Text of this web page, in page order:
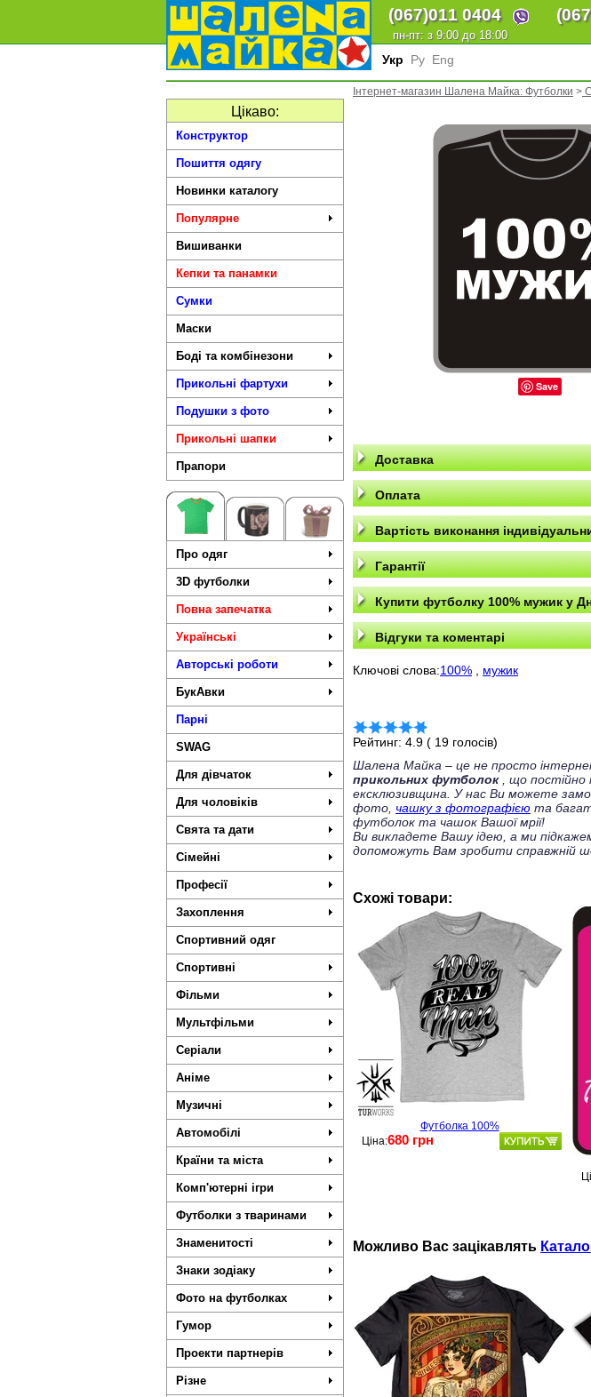
(067)011 0404
пн-пт: з 9:00 до 18:00
Укр Ру Eng
Цікаво:
Конструктор
Пошиття одягу
Новинки каталогу
Популярне
Вишиванки
Кепки та панамки
Сумки
Маски
Боді та комбінезони
Прикольні фартухи
Подушки з фото
Прикольні шапки
Прапори
Про одяг
3D футболки
Повна запечатка
Українські
Авторські роботи
БукАвки
Парні
SWAG
Для дівчаток
Для чоловіків
Свята та дати
Сімейні
Професії
Захоплення
Спортивний одяг
Спортивні
Фільми
Мультфільми
Серіали
Аніме
Музичні
Автомобілі
Країни та міста
Комп'ютерні ігри
Футболки з тваринами
Знаменитості
Знаки зодіаку
Фото на футболках
Гумор
Проекти партнерів
Різне
Інтернет-магазин Шалена Майка: Футболки >
Save
Доставка
Оплата
Вартість виконання
Гарантії
Купити футболку 100% мужик у
Відгуки та коментарі
Ключові слова:100% мужик
Рейтинг: 4.9 ( 19 голосів)
Шалена Майка – це не просто
прикольних футболок, що постійно
ексклюзивщина. У нас Ви можете
фото, чашку з фотографією та
футболок та чашок Вашої мрії!
Ви викладете Вашу ідею, а ми
допоможуть Вам зробити справжній
Схожі товари:
Футболка 100%
Ціна:680 грн
Можливо Вас зацікавлять